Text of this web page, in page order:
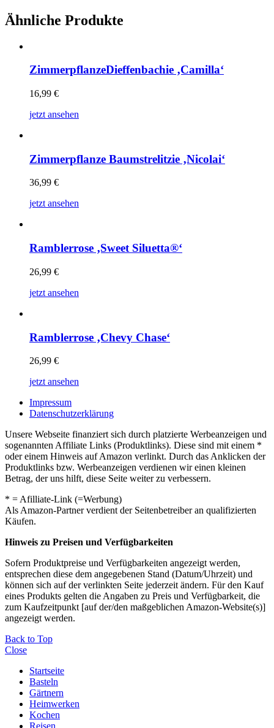
Ähnliche Produkte
ZimmerpflanzeDieffenbachie ‚Camilla‘
16,99 €
jetzt ansehen
Zimmerpflanze Baumstrelitzie ‚Nicolai‘
36,99 €
jetzt ansehen
Ramblerrose ‚Sweet Siluetta®‘
26,99 €
jetzt ansehen
Ramblerrose ‚Chevy Chase‘
26,99 €
jetzt ansehen
Impressum
Datenschutzerklärung
Unsere Webseite finanziert sich durch platzierte Werbeanzeigen und
sogenannten Affiliate Links (Produktlinks). Diese sind mit einem *
oder einem Hinweis auf Amazon verlinkt. Durch das Anklicken der
Produktlinks bzw. Werbeanzeigen verdienen wir einen kleinen
Betrag, der uns hilft, diese Seite weiter zu verbessern.
* = Afilliate-Link (=Werbung)
Als Amazon-Partner verdient der Seitenbetreiber an qualifizierten
Käufen.
Hinweis zu Preisen und Verfügbarkeiten
Sofern Produktpreise und Verfügbarkeiten angezeigt werden,
entsprechen diese dem angegebenen Stand (Datum/Uhrzeit) und
können sich auf der verlinkten Seite jederzeit ändern. Für den Kauf
eines Produkts gelten die Angaben zu Preis und Verfügbarkeit, die
zum Kaufzeitpunkt [auf der/den maßgeblichen Amazon-Website(s)]
angezeigt werden.
Back to Top
Close
Startseite
Basteln
Gärtnern
Heimwerken
Kochen